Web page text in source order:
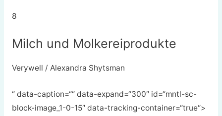
8
Milch und Molkereiprodukte
Verywell / Alexandra Shytsman
“ data-caption=““ data-expand=“300″ id=“mntl-sc-
block-image_1-0-15″ data-tracking-container=“true“>